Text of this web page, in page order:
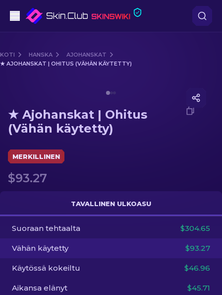
Keskitaso
Tarkka-ampuja
Hanska
Muut
FI
KOTI HANSKA
AJOHANSKAT
★ AJOHANSKAT | OHITUS (VÄHÄN KÄYTETTY)
★ Ajohanskat | Ohitus
(Vähän käytetty)
MERKILLINEN
$93.27
TAVALLINEN ULKOASU
Suoraan tehtaalta $304.65
Vähän käytetty $93.27
Käytössä kokeiltu $46.96
Aikansa elänyt $45.71